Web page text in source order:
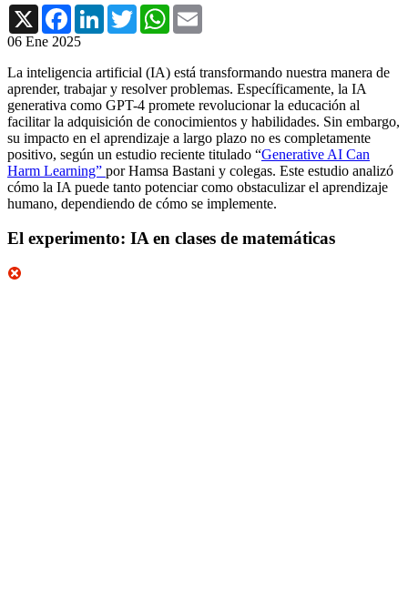
X FacebookLinkedInTwitterWhatsApp
06 Ene 2025
La inteligencia artificial (IA) está transformando nuestra manera de
aprender, trabajar y resolver problemas. Específicamente, la IA
generativa como GPT-4 promete revolucionar la educación al
facilitar la adquisición de conocimientos y habilidades. Sin embargo,
su impacto en el aprendizaje a largo plazo no es completamente
positivo, según un estudio reciente titulado “Generative AI Can
Harm Learning” por Hamsa Bastani y colegas. Este estudio analizó
cómo la IA puede tanto potenciar como obstaculizar el aprendizaje
humano, dependiendo de cómo se implemente.
El experimento: IA en clases de matemáticas